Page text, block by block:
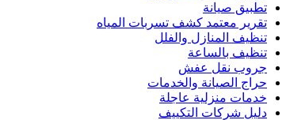
تطبيق صيانة
تقرير معتمد كشف تسربات المياه
تنظيف المنازل والفلل
تنظيف بالساعة
جروب نقل عفش
حراج الصيانة والخدمات
خدمات منزلية عاجلة
دليل شركات التكييف